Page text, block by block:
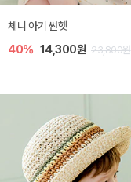
체니 아기 썬햇
40% 14,300원 23,800원